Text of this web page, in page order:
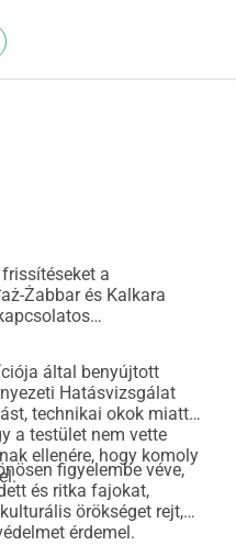
sétákra. A
és a vandalizmus
Néhány alapvető
és a
a környezetet és a
naprakész
a
Żabbar és Kalkara
által benyújtott
Hatásvizsgálat
technikai okok miatt
a testület nem vette
ellenére, hogy komoly
figyelembe véve,
és ritka fajokat,
örökséget rejt,
érdemel.